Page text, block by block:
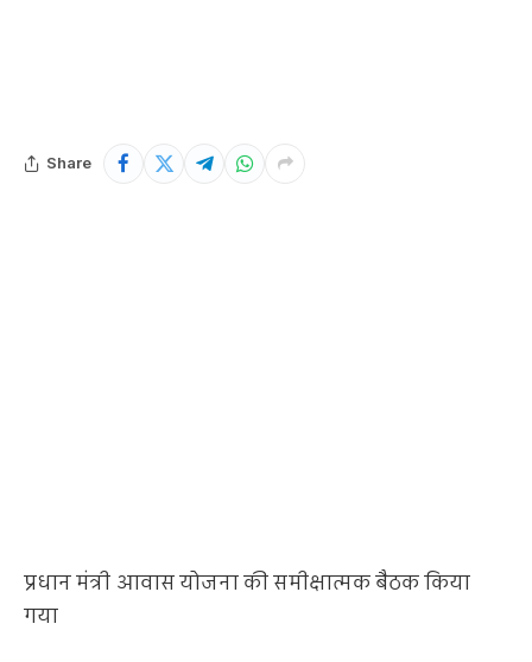
Share
प्रधान मंत्री आवास योजना की समीक्षात्मक बैठक किया
गया